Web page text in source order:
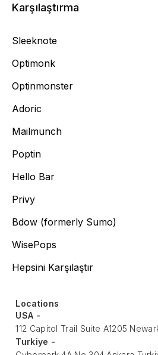
Karşılaştırma
Sleeknote
Optimonk
Optinmonster
Adoric
Mailmunch
Poptin
Hello Bar
Privy
Bdow (formerly Sumo)
WisePops
Hepsini Karşılaştır
Locations
USA -
112 Capitol Trail Suite A1205
Turkiye -